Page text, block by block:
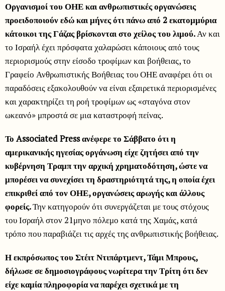
Οργανισμοί του ΟΗΕ και ανθρωπιστικές οργανώσεις
προειδοποιούν εδώ και μήνες ότι πάνω από 2 εκατομμύρια
κάτοικοι της Γάζας βρίσκονται στο χείλος του λιμού.Αν και
το Ισραήλ έχει πρόσφατα χαλαρώσει κάποιους από τους
περιορισμούς στην είσοδο τροφίμων και βοήθειας, το
Γραφείο Ανθρωπιστικής Βοήθειας του ΟΗΕ αναφέρει ότι οι
παραδόσεις εξακολουθούν να είναι εξαιρετικά περιορισμένες
και χαρακτηρίζει τη ροή τροφίμων ως «σταγόνα στον
ωκεανό» μπροστά σε μια καταστροφή πείνας.
Το Associated Press ανέφερε το Σάββατο ότι η
αμερικανικής ηγεσίας οργάνωση είχε ζητήσει από την
κυβέρνηση Τραμπ την αρχική χρηματοδότηση, ώστε να
μπορέσει να συνεχίσει τη δραστηριότητά της, η οποία έχει
επικριθεί από τον ΟΗΕ, οργανώσεις αρωγής και άλλους
φορείς.Την κατηγορούν ότι συνεργάζεται με τους στόχους
του Ισραήλ στον 21μηνο πόλεμο κατά της Χαμάς, κατά
τρόπο που παραβιάζει τις αρχές της ανθρωπιστικής βοήθειας.
Η εκπρόσωπος του Στέιτ Ντιπάρτμεντ, Τάμι Μπρους,
δήλωσε σε δημοσιογράφους νωρίτερα την Τρίτη ότι δεν
είχε καμία πληροφορία να παρέχει σχετικά με τη